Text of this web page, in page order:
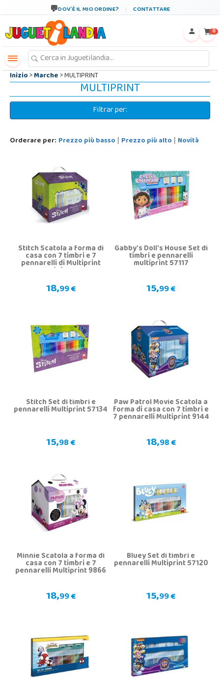
DOV´È IL MIO ORDINE? CONTATTARE
0
Inizio>Marche> MULTIPRINT
MULTIPRINT
Filtrar per:
Orderare per: Prezzo più basso | Prezzo più alto | Novità
Stitch Scatola a forma di
casa con 7 timbri e 7
pennarelli di Multiprint
9134
18,99 €
Gabby's Doll's House Set di
timbri e pennarelli
multiprint 57117
15,99 €
Stitch Set di timbri e
pennarelli Multiprint 57134
15,98 €
Paw Patrol Movie Scatola a
forma di casa con 7 timbri e
7 pennarelli Multiprint 9144
18,98 €
Minnie Scatola a forma di
casa con 7 timbri e 7
pennarelli Multiprint 9866
18,99 €
Bluey Set di timbri e
pennarelli Multiprint 57120
15,99 €